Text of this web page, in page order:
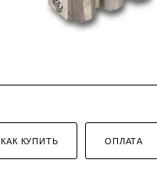
КАК КУПИТЬ ОПЛАТА